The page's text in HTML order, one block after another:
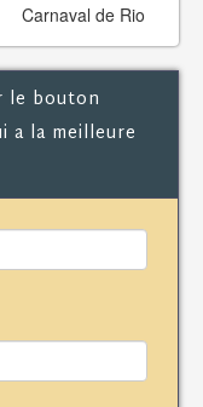
Carnaval de Rio
le bouton
a la meilleure